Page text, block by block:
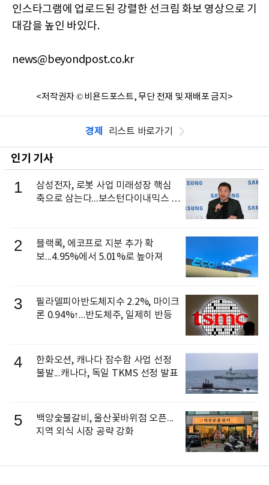
인스타그램에 업로드된 강렬한 선크림 화보 영상으로 기
대감을 높인 바있다.
news@beyondpost.co.kr
<저작권자 © 비욘드포스트, 무단 전재 및 재배포 금지>
경제 리스트 바로가기
인기 기사
1
삼성전자, 로봇 사업 미래성장 핵심
축으로 삼는다...보스턴다이내믹스 출
2
블랙록, 에코프로 지분 추가 확
보...4.95%에서 5.01%로 높아져
3
필라델피아반도체지수 2.2%, 마이크
론 0.94%↑...반도체주, 일제히 반등
4
한화오션, 캐나다 잠수함 사업 선정
불발...캐나다, 독일 TKMS 선정 발표
5
백양숯불갈비, 울산꽃바위점 오픈...
지역 외식 시장 공략 강화